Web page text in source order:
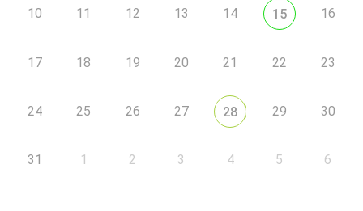
10 11 12 13 14 15 16
17 18 19 20 21 22 23
24 25 26 27 28 29 30
31 1 2 3 4 5 6